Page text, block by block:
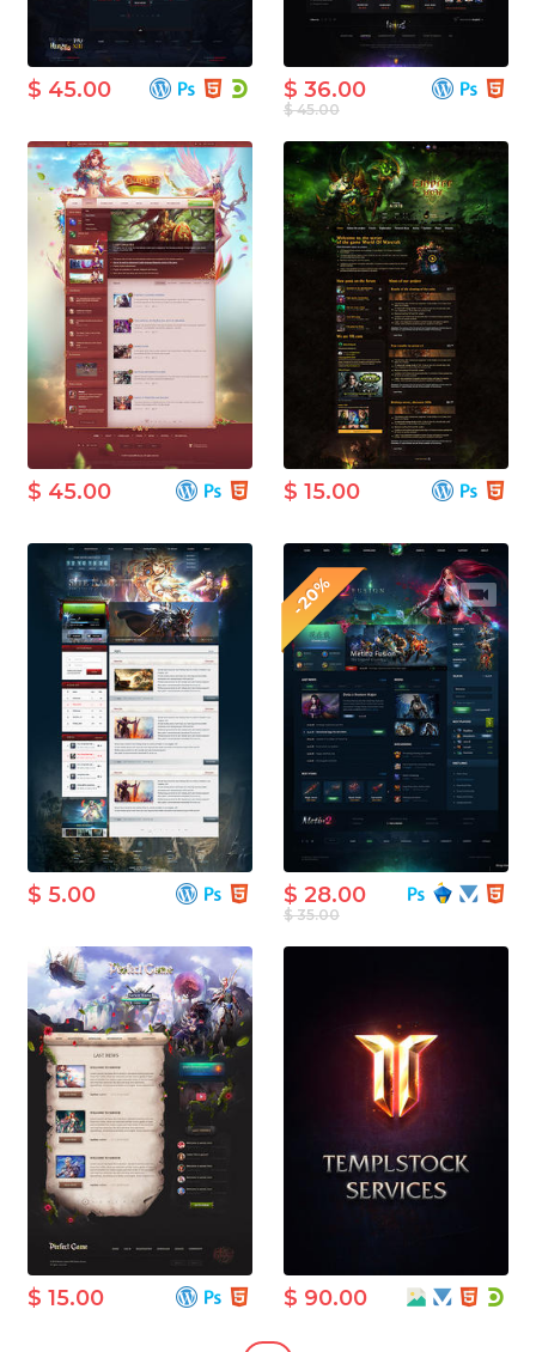
$ 45.00
$ 45.00
$ 36.00
$ 45.00 $ 15.00
$ 5.00
-20%
$ 35.00
$ 28.00
$ 15.00 $ 90.00